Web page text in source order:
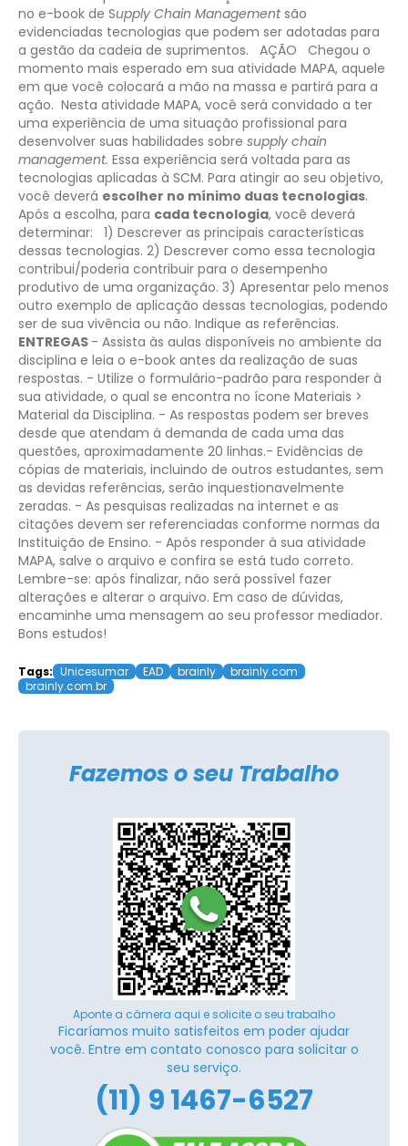
no e-book de Supply Chain Managementsão
evidenciadas tecnologias que podem ser adotadas para
a gestão da cadeia de suprimentos.
AÇÃO
Chegou o
momento mais esperado em sua atividade MAPA, aquele
em que você colocará a mão na massa e partirá para a
ação. Nesta atividade MAPA, você será convidado a ter
uma experiência de uma situação profissional para
desenvolver suas habilidades sobre supply chain
management. Essa experiência será voltada para as
tecnologias aplicadas à SCM. Para atingir ao seu objetivo,
você deverá escolher no mínimo duas tecnologias.
Após a escolha, para cada tecnologia, você deverá
determinar:
1) Descrever as principais características
dessas tecnologias. 2) Descrever como essa tecnologia
contribui/poderia contribuir para o desempenho
produtivo de uma organização. 3) Apresentar pelo menos
outro exemplo de aplicação dessas tecnologias, podendo
ser de sua vivência ou não. Indique as referências.
ENTREGAS - Assista às aulas disponíveis no ambiente da
disciplina e leia o e-book antes da realização de suas
respostas. - Utilize o formulário-padrão para responder à
sua atividade, o qual se encontra no ícone Materiais >
Material da Disciplina. - As respostas podem ser breves
desde que atendam à demanda de cada uma das
questões, aproximadamente 20 linhas.​- Evidências de
cópias de materiais, incluindo de outros estudantes, sem
as devidas referências, serão inquestionavelmente
zeradas. - As pesquisas realizadas na internet e as
citações devem ser referenciadas conforme normas da
Instituição de Ensino. - Após responder à sua atividade
MAPA, salve o arquivo e confira se está tudo correto.
Lembre-se: após finalizar, não será possível fazer
alterações e alterar o arquivo. Em caso de dúvidas,
encaminhe uma mensagem ao seu professor mediador.
Bons estudos!
Tags: Unicesumar EAD brainly
brainly.com
brainly.com.br
Fazemos o seu Trabalho
Aponte a câmera aqui e solicite o seu trabalho
Ficaríamos muito satisfeitos em poder ajudar
você. Entre em contato conosco para solicitar o
seu serviço.
(11) 9 1467-6527